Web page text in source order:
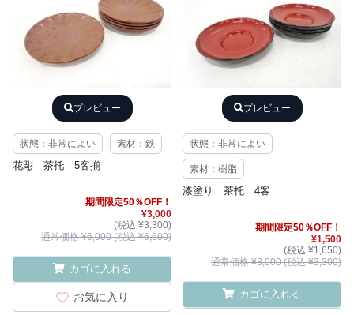
プレビュー
状態：非常によい 素材：鉄
花彫 茶托 5客揃
期間限定50％OFF！
¥3,000
(税込 ¥3,300)
通常価格 ¥6,000 (税込 ¥6,600)
カゴに入れる
お気に入り
プレビュー
状態：非常によい
素材：樹脂
漆塗り 茶托 4客
期間限定50％OFF！
¥1,500
(税込 ¥1,650)
通常価格 ¥3,000 (税込 ¥3,300)
カゴに入れる